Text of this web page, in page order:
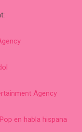
Agency
en habla hispana